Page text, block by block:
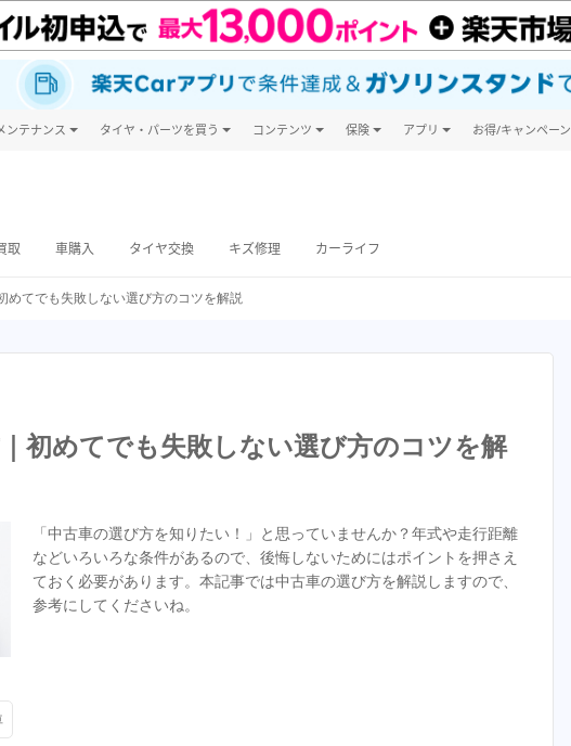
ンテナンス タイヤ・パーツを買う コンテンツ 保険 アプリ お得/キャンペーン
取 車購入 タイヤ交換 キズ修理 カーライフ
めてでも失敗しない選び方のコツを解説
初めてでも失敗しない選び方のコツを解
「中古車の選び方を知りたい！」と思っていませんか？年式や走行距離
などいろいろな条件があるので、後悔しないためにはポイントを押さえ
ておく必要があります。本記事では中古車の選び方を解説しますので、
参考にしてくださいね。